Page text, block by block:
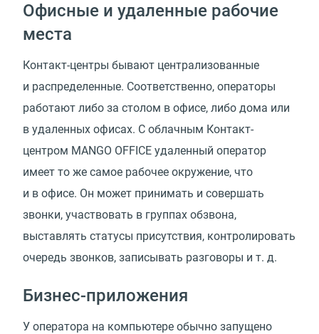
Офисные и удаленные рабочие
места
Контакт-центры бывают централизованные
и распределенные. Соответственно, операторы
работают либо за столом в офисе, либо дома или
в удаленных офисах. С облачным Контакт-
центром MANGO OFFICE удаленный оператор
имеет то же самое рабочее окружение, что
и в офисе. Он может принимать и совершать
звонки, участвовать в группах обзвона,
выставлять статусы присутствия, контролировать
очередь звонков, записывать разговоры и т. д.
Бизнес-приложения
У оператора на компьютере обычно запущено